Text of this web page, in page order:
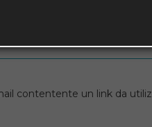
contentente un link da